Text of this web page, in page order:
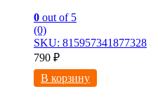
0 out of 5
(0)
SKU: 815957341877328
790 ₽
В корзину